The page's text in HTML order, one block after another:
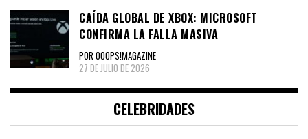
CAÍDA GLOBAL DE XBOX: MICROSOFT
CONFIRMA LA FALLA MASIVA
POR OOOPS!MAGAZINE
27 DE JULIO DE 2026
CELEBRIDADES